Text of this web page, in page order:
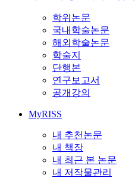
학위논문
국내학술논문
해외학술논문
학술지
단행본
연구보고서
공개강의
MyRISS
내 추천논문
내 책장
내 최근 본 논문
내 저작물관리